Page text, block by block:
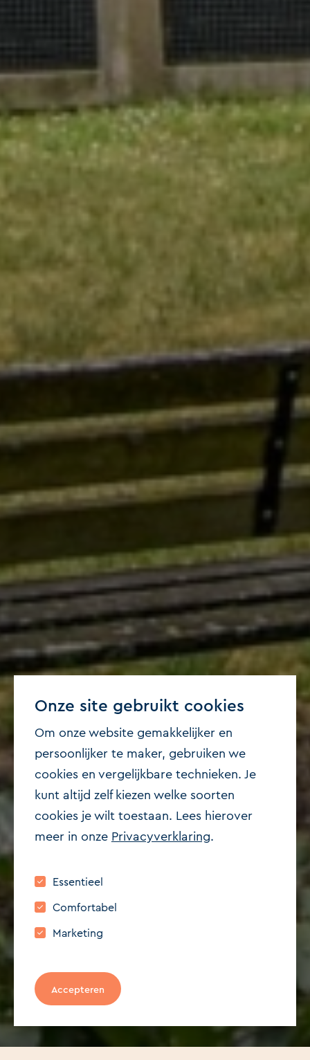
Beschikbaar
2582 CM 'S-GRAVENHAGE
Cornelis de Wittlaan 186
€ 550.000,- k.k.
103 m² 2
Contact opnemen
Onze site gebruikt cookies
Om onze website gemakkelijker en
persoonlijker te maker, gebruiken we
cookies en vergelijkbare technieken. Je
kunt altijd zelf kiezen welke soorten
cookies je wilt toestaan. Lees hierover
meer in onze Privacyverklaring.
Essentieel
Comfortabel
Marketing
Accepteren